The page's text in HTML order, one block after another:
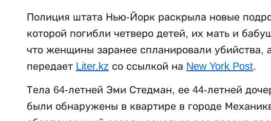
Полиция штата Нью-Йорк раскрыла новые
которой погибли четверо детей, их мать и
что женщины заранее спланировали убийства,
передает Liter.kz со ссылкой на New York Post.
Тела 64-летней Эми Стедман, ее 44-летней
были обнаружены в квартире в городе